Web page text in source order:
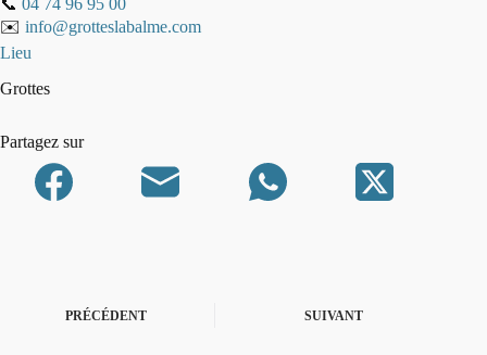
📞 04 74 96 95 00
✉️ info@grotteslabalme.com
Lieu
Grottes
Partagez sur
PRÉCÉDENT SUIVANT